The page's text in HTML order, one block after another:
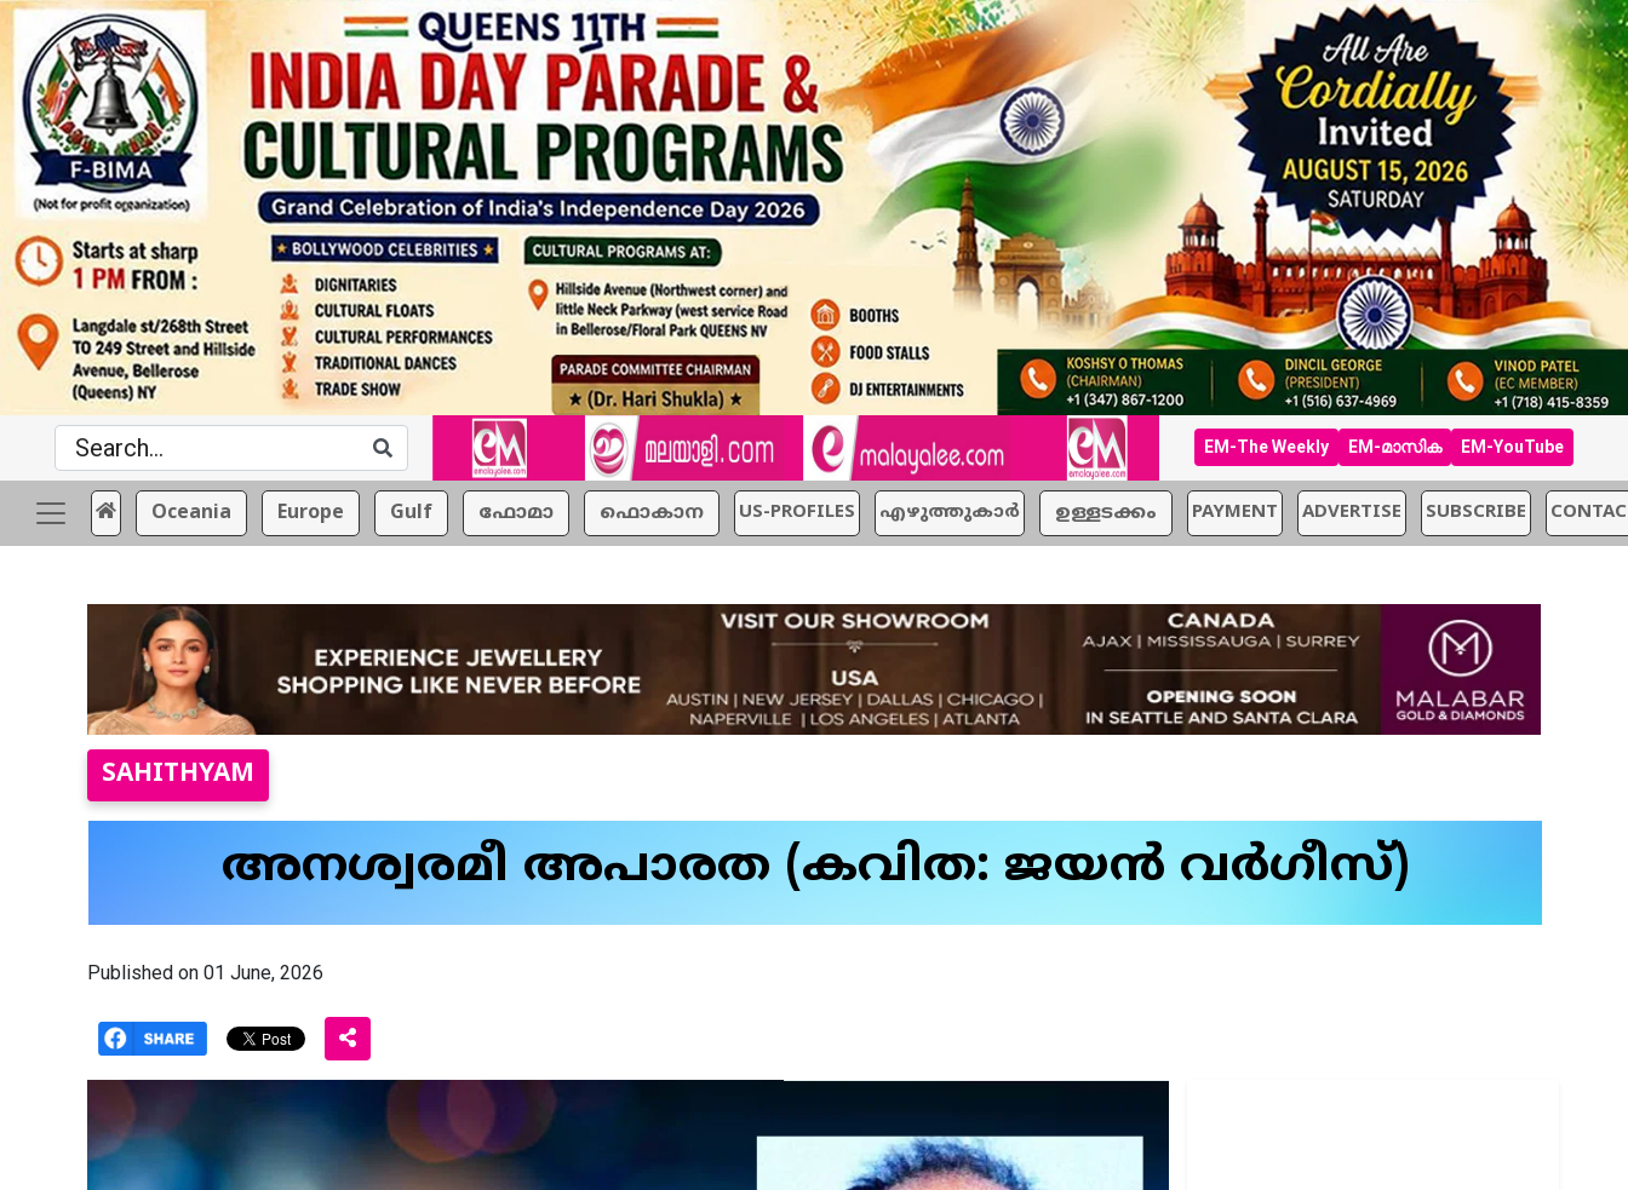
EM-The Weekly EM-മാസിക EM-YouTube
Oceania Europe Gulf ഫോമാ ഫൊകാന US-PROFILES എഴുത്തുകാര്‍ ഉള്ളടക്കം PAYMENT ADVERTISE SUBSCRIBE
SAHITHYAM
അനശ്വരമീ അപാരത (കവിത: ജയൻ വർഗീസ്)
Published on 01 June, 2026